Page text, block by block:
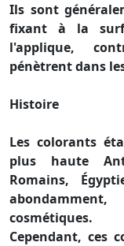
Ils sont
fixant à la
l'applique,
pénètrent dans
Histoire
Les colorants
plus haute
Romains,
cosmétiques.
Cependant, ces